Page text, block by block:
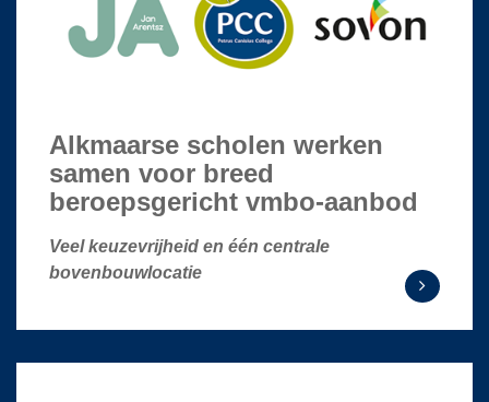
Alkmaarse scholen werken
samen voor breed
beroepsgericht vmbo-aanbod
Veel keuzevrijheid en één centrale
bovenbouwlocatie